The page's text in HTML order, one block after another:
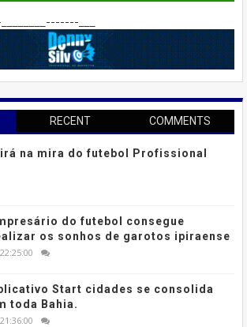
___
RECENT COMMENTS
na mira do futebol Profissional
do futebol consegue
os sonhos de garotos ipiraense
22:25:00
Start cidades se consolida
toda Bahia.
21:36:00